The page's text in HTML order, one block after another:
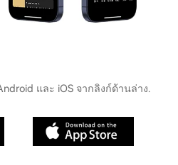
และ iOS จากลิงก์ด้านล่าง.